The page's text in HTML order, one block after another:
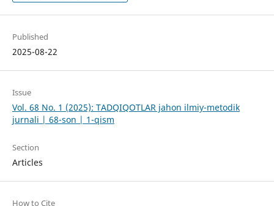
Published
2025-08-22
Issue
Vol. 68 No. 1 (2025): TADQIQOTLAR jahon ilmiy-metodik
jurnali | 68-son | 1-qism
Section
Articles
How to Cite